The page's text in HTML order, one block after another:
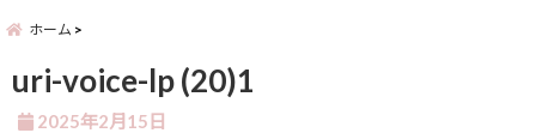
ホーム
uri-voice-lp (20)1
2025年2月15日